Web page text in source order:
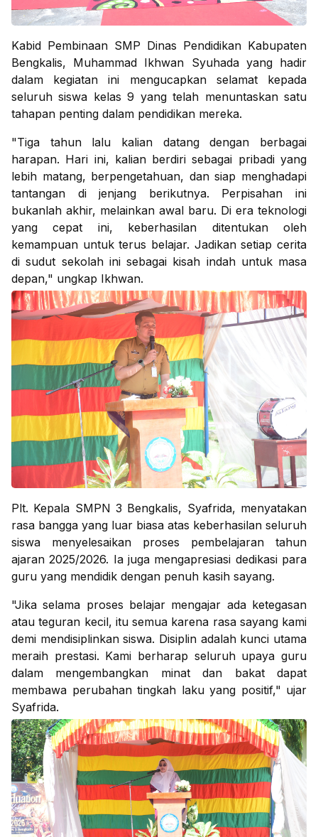
Kabid Pembinaan SMP Dinas Pendidikan Kabupaten
Bengkalis, Muhammad Ikhwan Syuhada yang hadir
dalam kegiatan ini mengucapkan selamat kepada
seluruh siswa kelas 9 yang telah menuntaskan satu
tahapan penting dalam pendidikan mereka.
"Tiga tahun lalu kalian datang dengan berbagai
harapan. Hari ini, kalian berdiri sebagai pribadi yang
lebih matang, berpengetahuan, dan siap menghadapi
tantangan di jenjang berikutnya. Perpisahan ini
bukanlah akhir, melainkan awal baru. Di era teknologi
yang cepat ini, keberhasilan ditentukan oleh
kemampuan untuk terus belajar. Jadikan setiap cerita
di sudut sekolah ini sebagai kisah indah untuk masa
depan," ungkap Ikhwan.
Plt. Kepala SMPN 3 Bengkalis, Syafrida, menyatakan
rasa bangga yang luar biasa atas keberhasilan seluruh
siswa menyelesaikan proses pembelajaran tahun
ajaran 2025/2026. Ia juga mengapresiasi dedikasi para
guru yang mendidik dengan penuh kasih sayang.
"Jika selama proses belajar mengajar ada ketegasan
atau teguran kecil, itu semua karena rasa sayang kami
demi mendisiplinkan siswa. Disiplin adalah kunci utama
meraih prestasi. Kami berharap seluruh upaya guru
dalam mengembangkan minat dan bakat dapat
membawa perubahan tingkah laku yang positif," ujar
Syafrida.